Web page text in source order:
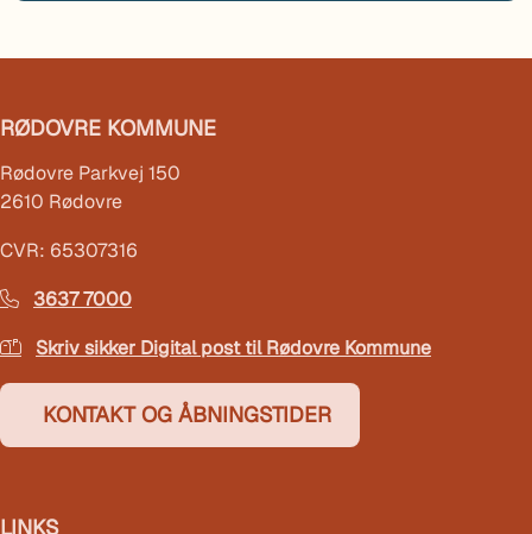
RØDOVRE KOMMUNE
Rødovre Parkvej 150
2610 Rødovre
CVR: 65307316
3637 7000
Skriv sikker Digital post til Rødovre Kommune
KONTAKT OG ÅBNINGSTIDER
LINKS